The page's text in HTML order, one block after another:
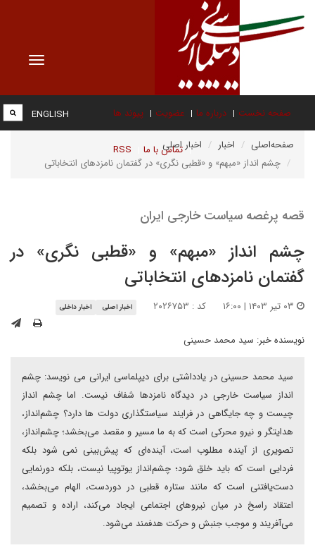
Toggle
صفحه نخست درباره ما عضویت پیوند ها
تماس با ما RSS
ENGLISH
صفحه‌اصلی اخبار
اخبار اصلی
چشم انداز «مبهم» و «قطبی نگری» در گفتمان نامزدهای انتخاباتی
قصه پرغصه سیاست خارجی ایران
چشم انداز «مبهم» و «قطبی نگری» در
گفتمان نامزدهای انتخاباتی
کد : ۲۰۲۶۷۵۳ اخبار اصلی اخبار داخلی
نویسنده خبر: سید محمد حسینی
سید محمد حسینی در یادداشتی برای دیپلماسی ایرانی می نویسد: چشم
انداز سیاست خارجی در دیدگاه نامزدها شفاف نیست. اما چشم انداز
چیست و چه جایگاهی در فرایند سیاستگذاری دولت ها دارد؟ چشم‌انداز،
هدایتگر و نیرو محرکی است که به ما مسیر و مقصد می‌بخشد؛ چشم‌انداز،
تصویری از آینده مطلوب است، آینده‌ای که پیش‌بینی نمی شود بلکه
فردایی است که باید خلق شود؛ چشم‌انداز یوتوپیا نیست، بلکه دورنمایی
دست‌یافتنی است که مانند ستاره قطبی در دوردست، الهام می‌بخشد،
اعتقاد راسخ در میان نیروهای اجتماعی ایجاد می‌کند، اراده و تصمیم
می‌آفریند و موجب جنبش و حرکت هدفمند می‌شود.